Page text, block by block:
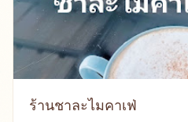
ร้านชาละไมคาเฟ่